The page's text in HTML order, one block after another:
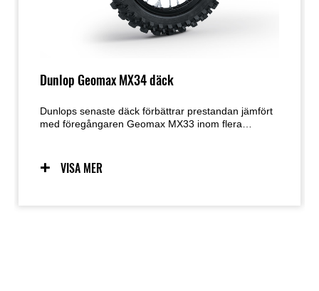
Dunlop Geomax MX34 däck
Dunlops senaste däck förbättrar prestandan jämfört
med föregångaren Geomax MX33 inom flera
glidkontroll och bättre känsla i framänden.
VISA MER